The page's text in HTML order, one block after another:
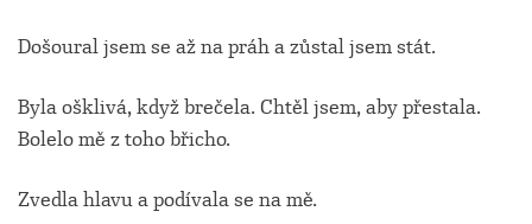
Došoural jsem se až na práh a zůstal jsem stát.
Byla ošklivá, když brečela. Chtěl jsem, aby přestala.
Bolelo mě z toho břicho.
Zvedla hlavu a podívala se na mě.